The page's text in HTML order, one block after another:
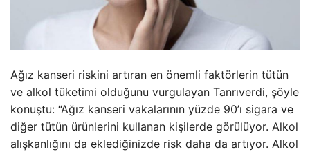
Ağız kanseri riskini artıran en önemli faktörlerin tütün
ve alkol tüketimi olduğunu vurgulayan Tanrıverdi, şöyle
konuştu: “Ağız kanseri vakalarının yüzde 90’ı sigara ve
diğer tütün ürünlerini kullanan kişilerde görülüyor. Alkol
alışkanlığını da eklediğinizde risk daha da artıyor. Alkol